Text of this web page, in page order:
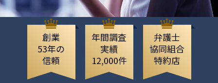
創業
53年の
信頼
年間調査
実績
12,000件
弁護士
協同組合
特約店